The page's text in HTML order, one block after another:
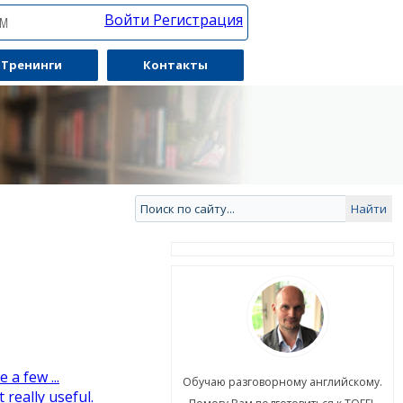
Войти Регистрация
Тренинги Контакты
a few ...
really useful.
разговорному английскому.
Обучаю разговорному английскому.